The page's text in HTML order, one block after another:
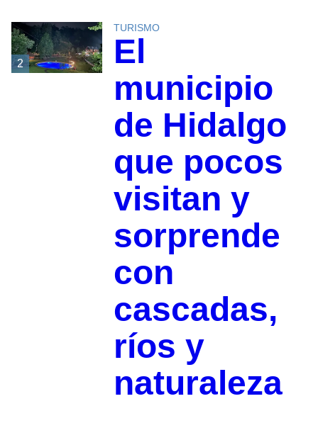
2
TURISMO
El
municipio
de Hidalgo
que pocos
visitan y
sorprende
con
cascadas,
ríos y
naturaleza